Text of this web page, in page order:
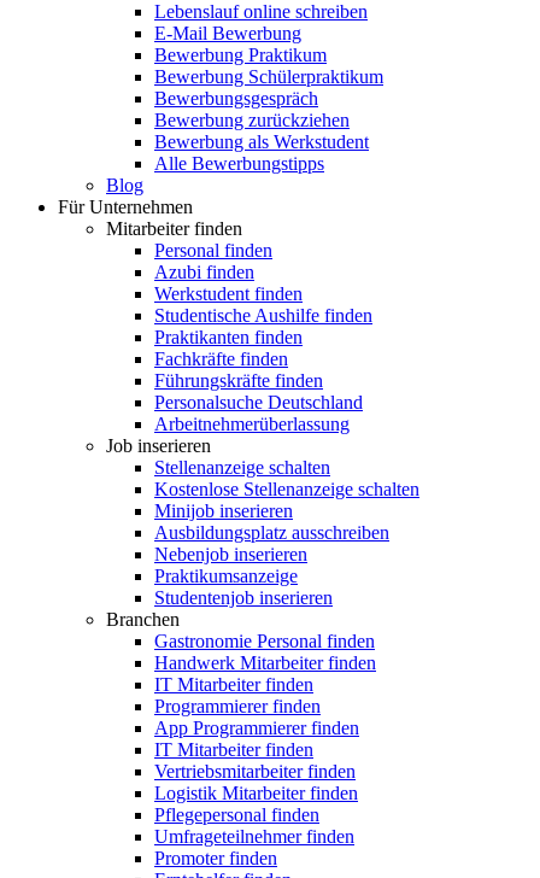
Lebenslauf online schreiben
E-Mail Bewerbung
Bewerbung Praktikum
Bewerbung Schülerpraktikum
Bewerbungsgespräch
Bewerbung zurückziehen
Bewerbung als Werkstudent
Alle Bewerbungstipps
Blog
Für Unternehmen
Mitarbeiter finden
Personal finden
Azubi finden
Werkstudent finden
Studentische Aushilfe finden
Praktikanten finden
Fachkräfte finden
Führungskräfte finden
Personalsuche Deutschland
Arbeitnehmerüberlassung
Job inserieren
Stellenanzeige schalten
Kostenlose Stellenanzeige schalten
Minijob inserieren
Ausbildungsplatz ausschreiben
Nebenjob inserieren
Praktikumsanzeige
Studentenjob inserieren
Branchen
Gastronomie Personal finden
Handwerk Mitarbeiter finden
IT Mitarbeiter finden
Programmierer finden
App Programmierer finden
IT Mitarbeiter finden
Vertriebsmitarbeiter finden
Logistik Mitarbeiter finden
Pflegepersonal finden
Umfrageteilnehmer finden
Promoter finden